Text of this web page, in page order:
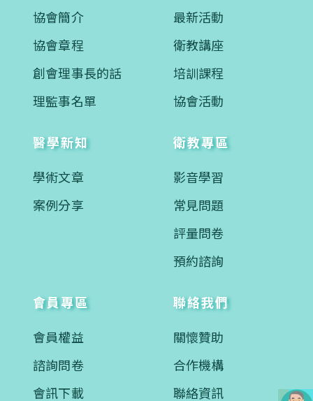
協會簡介
協會章程
創會理事長的話
理監事名單
最新活動
衛教講座
培訓課程
協會活動
醫學新知
學術文章
案例分享
衛教專區
影音學習
常見問題
評量問卷
預約諮詢
會員專區
會員權益
諮詢問卷
會訊下載
聯絡我們
關懷贊助
合作機構
聯絡資訊